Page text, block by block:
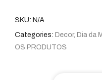
SKU: N/A
Categories: Decor, Dia da
OS PRODUTOS